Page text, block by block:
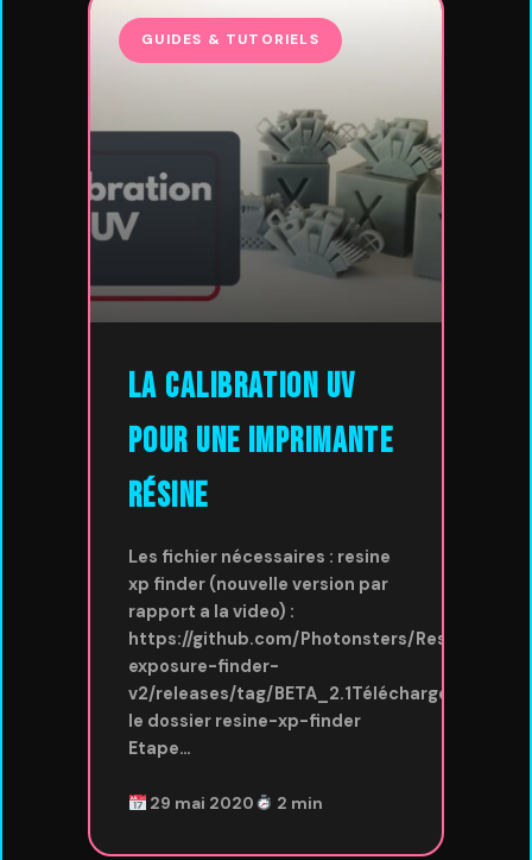
GUIDES & TUTORIELS
La calibration UV
pour une imprimante
résine
Les fichier nécessaires : resine
xp finder (nouvelle version par
rapport a la video) :
https://github.com/Photonsters/Resin-
exposure-finder-
v2/releases/tag/BETA_2.1Téléchargez
le dossier resine-xp-finder
Etape…
29 mai 2020 2 min